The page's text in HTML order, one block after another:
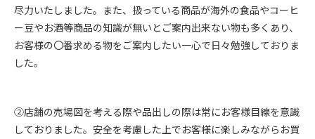
尽力いたしました。また、扱っている商品が海外の食品やコーヒ
ー豆やお酒等商品の知識が無いとご案内出来ない物も多くあり、
お客様の〇番求める物をご案内したい一心で日々勉強しておりま
した。
②店舗の売場図を考える際や品出しの際は常にお客様目線を意識
しておりました。安全を考慮した上でお客様に楽しみながらお買